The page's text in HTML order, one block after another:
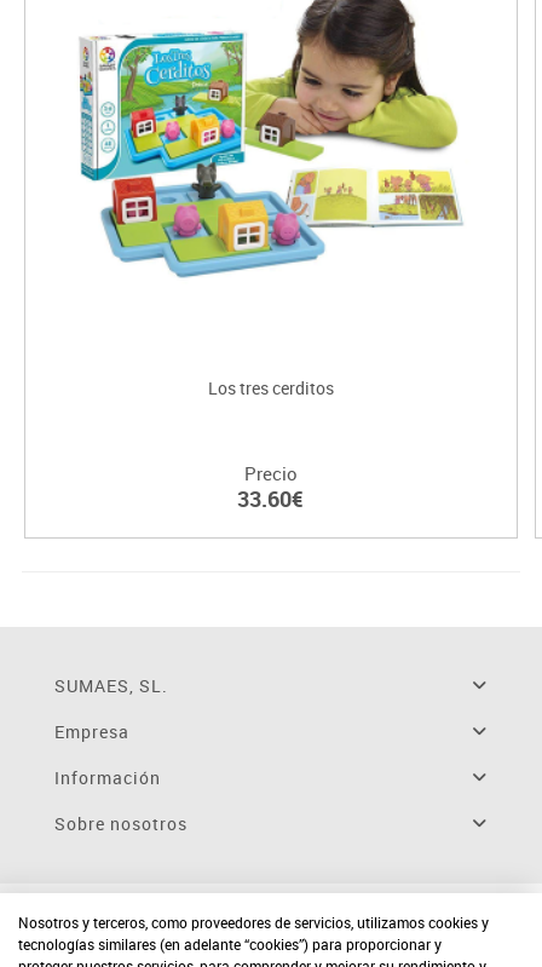
Los tres cerditos
Precio
33.60€
SUMAES, SL.
Empresa
Información
Sobre nosotros
Nosotros y terceros, como proveedores de servicios, utilizamos cookies y
tecnologías similares (en adelante “cookies”) para proporcionar y